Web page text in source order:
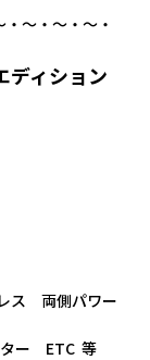
～・～・～・
ディション
ス 両側パワー
ー ETC 等